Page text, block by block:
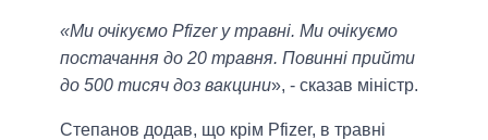
«Ми очікуємо Pfizer у травні. Ми очікуємо
постачання до 20 травня. Повинні прийти
до 500 тисяч доз вакцини», - сказав міністр.
Степанов додав, що крім Pfizer, в травні